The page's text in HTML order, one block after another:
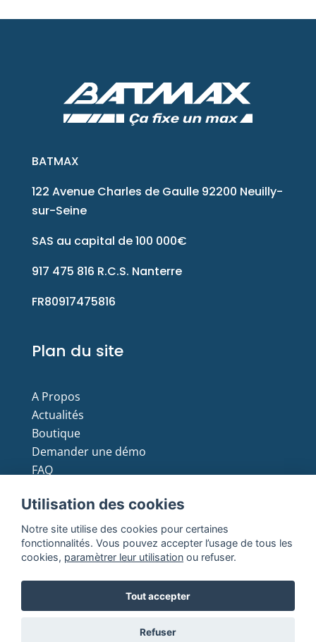
BATMAX
122 Avenue Charles de Gaulle 92200 Neuilly-
sur-Seine
SAS au capital de 100 000€
917 475 816 R.C.S. Nanterre
FR80917475816
Plan du site
A Propos
Actualités
Boutique
Demander une démo
FAQ
Copyright © 2021 Batmax. All Rights Reserved
Conditions générales de
Utilisation des cookies
Notre site utilise des cookies pour certaines
fonctionnalités. Vous pouvez accepter l’usage de tous les
cookies, paramètrer leur utilisation ou refuser.
Tout accepter
Refuser